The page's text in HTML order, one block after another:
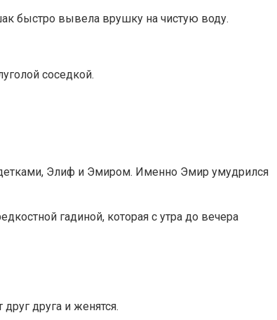
быстро вывела врушку на чистую воду.
соседкой.
Элиф и Эмиром. Именно Эмир умудрился
гадиной, которая с утра до вечера
друг друга и женятся.